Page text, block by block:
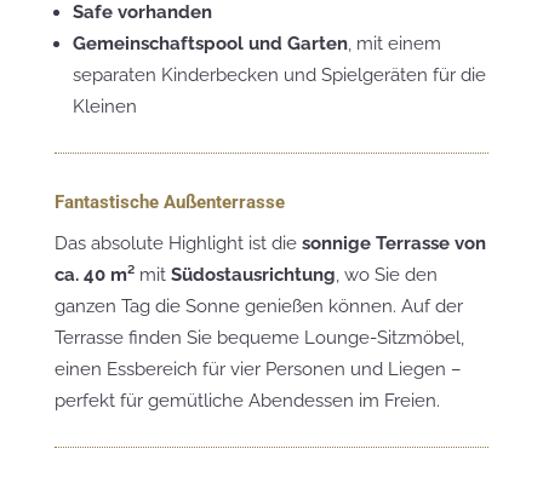
Safe vorhanden
Gemeinschaftspool und Garten, mit einem
separaten Kinderbecken und Spielgeräten für die
Kleinen
Fantastische Außenterrasse
Das absolute Highlight ist die sonnige Terrasse von
ca. 40 m²mit Südostausrichtung , wo Sie den
ganzen Tag die Sonne genießen können. Auf der
Terrasse finden Sie bequeme Lounge-Sitzmöbel,
einen Essbereich für vier Personen und Liegen –
perfekt für gemütliche Abendessen im Freien.